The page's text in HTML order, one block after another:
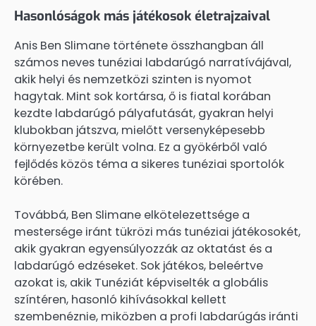
Hasonlóságok más játékosok életrajzaival
Anis Ben Slimane története összhangban áll
számos neves tunéziai labdarúgó narratívájával,
akik helyi és nemzetközi szinten is nyomot
hagytak. Mint sok kortársa, ő is fiatal korában
kezdte labdarúgó pályafutását, gyakran helyi
klubokban játszva, mielőtt versenyképesebb
környezetbe került volna. Ez a gyökérből való
fejlődés közös téma a sikeres tunéziai sportolók
körében.
Továbbá, Ben Slimane elkötelezettsége a
mestersége iránt tükrözi más tunéziai játékosokét,
akik gyakran egyensúlyozzák az oktatást és a
labdarúgó edzéseket. Sok játékos, beleértve
azokat is, akik Tunéziát képviselték a globális
színtéren, hasonló kihívásokkal kellett
szembenéznie, miközben a profi labdarúgás iránti